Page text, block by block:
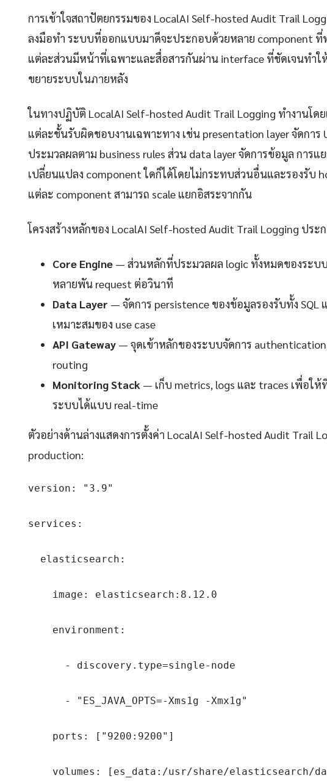
การเข้าใจสถาปัตยกรรมของ LocalAI Self-hosted Audit Trail
ลงมือทำ ระบบที่ออกแบบมาดีจะประกอบด้วยหลาย component ที่
แต่ละส่วนมีหน้าที่เฉพาะและสื่อสารกันผ่าน interface ที่ชัดเจนทำ
ขยายระบบในภายหลัง
ในทางปฏิบัติ LocalAI Self-hosted Audit Trail Logging ทำงานโ
แต่ละชั้นรับผิดชอบงานเฉพาะทาง เช่น presentation layer จัดการ
ประมวลผลตาม business rules ส่วน data layer จัดการข้อมูล การ
เปลี่ยนแปลง component ใดก็ได้โดยไม่กระทบส่วนอื่นและรองรับ
แต่ละ component สามารถ scale แยกอิสระจากกัน
โครงสร้างหลักของ LocalAI Self-hosted Audit Trail Logging ประ
Core Engine — ส่วนหลักที่ประมวลผล logic ทั้งหมดของระบ
หลายพัน request ต่อวินาที
Data Layer — จัดการ persistence ของข้อมูลรองรับทั้ง SQL
เหมาะสมของ use case
API Gateway — จุดเข้าหลักของระบบจัดการ
routing
Monitoring Stack — เก็บ metrics, logs และ traces เพื่อใ
ระบบได้แบบ real-time
ตัวอย่างด้านล่างแสดงการตั้งค่า LocalAI Self-hosted Audit Trail
production:
version: "3.9"
services:
  elasticsearch:
    image: elasticsearch:8.12.0
    environment:
      - discovery.type=single-node
      - "ES_JAVA_OPTS=-Xms1g -Xmx1g"
    ports: ["9200:9200"]
volumes: [es_data:/usr/share/elasticsearch/